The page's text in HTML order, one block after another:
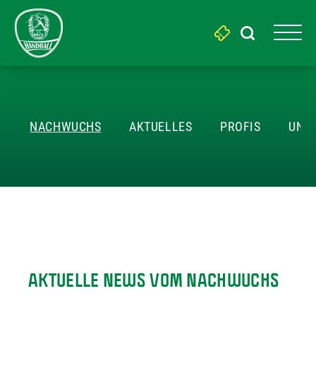
Search
for:
AKTUELLES
NACHWUCHS AKTUELLES PROFIS
AKTUELLE NEWS VOM NACHWUCHS